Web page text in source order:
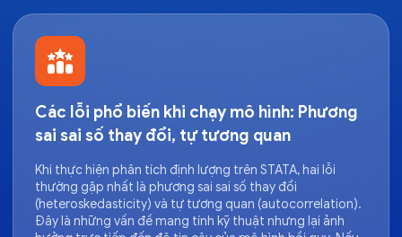
Các lỗi phổ biến khi chạy mô hình: Phương
sai sai số thay đổi, tự tương quan
Khi thực hiện phân tích định lượng trên STATA, hai lỗi
thường gặp nhất là phương sai sai số thay đổi
(heteroskedasticity) và tự tương quan (autocorrelation).
Đây là những vấn đề mang tính kỹ thuật nhưng lại ảnh